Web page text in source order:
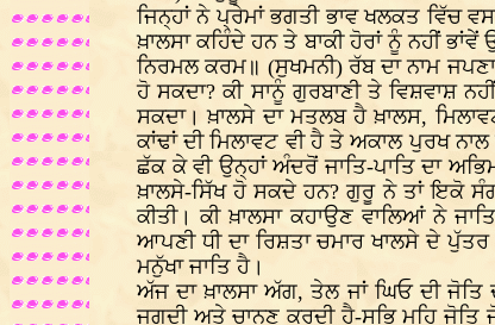
ਜਿਨ੍ਹਾਂ ਨੇ ਪ੍ਰੇਮਾਂ ਭਗਤੀ ਭਾਵ ਖਲਕਤ ਵਿੱਚ
ਖ਼ਾਲਸਾ ਕਹਿੰਦੇ ਹਨ ਤੇ ਬਾਕੀ ਹੋਰਾਂ ਨੂੰ ਨਹੀਂ
ਨਿਰਮਲ ਕਰਮ॥ (ਸੁਖਮਨੀ) ਰੱਬ ਦਾ ਨਾਮ
ਹੋ ਸਕਦਾ? ਕੀ ਸਾਨੂੰ ਗੁਰਬਾਣੀ ਤੇ ਵਿਸ਼ਵਾਸ਼
ਸਕਦਾ। ਖ਼ਾਲਸੇ ਦਾ ਮਤਲਬ ਹੈ ਖ਼ਾਲਸ,
ਕਾਂਢਾਂ ਦੀ ਮਿਲਾਵਟ ਵੀ ਹੈ ਤੇ ਅਕਾਲ ਪੁਰਖ
ਛੱਕ ਕੇ ਵੀ ਉਨ੍ਹਾਂ ਅੰਦਰੋਂ ਜਾਤਿ-ਪਾਤਿ ਦਾ
ਖ਼ਾਲਸੇ-ਸਿੱਖ ਹੋ ਸਕਦੇ ਹਨ? ਗੁਰੂ ਨੇ ਤਾਂ ਇਕੋ
ਕੀਤੀ। ਕੀ ਖ਼ਾਲਸਾ ਕਹਾਉਣ ਵਾਲਿਆਂ ਨੇ
ਆਪਣੀ ਧੀ ਦਾ ਰਿਸ਼ਤਾ ਚਮਾਰ ਖਾਲਸੇ ਦੇ
ਮਨੁੱਖਾ ਜਾਤਿ ਹੈ।
ਅੱਜ ਦਾ ਖ਼ਾਲਸਾ ਅੱਗ, ਤੇਲ ਜਾਂ ਘਿਓ ਦੀ ਜੋਤਿ
ਜਗਦੀ ਅਤੇ ਚਾਨਣ ਕਰਦੀ ਹੈ-ਸਭਿ ਮਹਿ ਜੋਤਿ